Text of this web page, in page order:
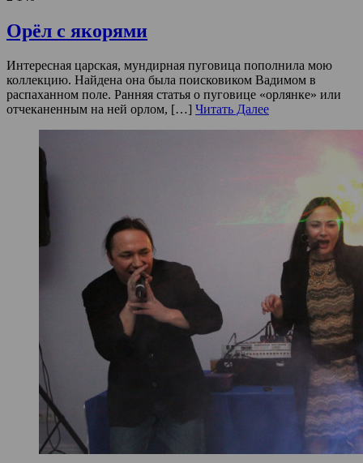
Орёл с якорями
Интересная царская, мундирная пуговица пополнила мою
коллекцию. Найдена она была поисковиком Вадимом в
распаханном поле. Ранняя статья о пуговице «орлянке» или
отчеканенным на ней орлом, […] Читать Далее